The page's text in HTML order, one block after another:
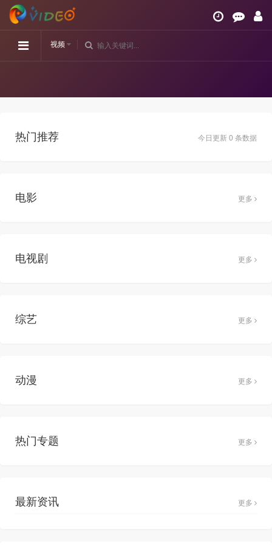
视频
今日更新 0 条数据
热门推荐
电影 更多
电视剧 更多
综艺 更多
动漫 更多
热门专题 更多
最新资讯 更多